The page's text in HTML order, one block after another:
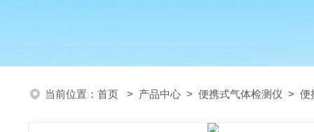
当前位置： 首页 > 产品中心 > 便携式气体检测仪 > 便